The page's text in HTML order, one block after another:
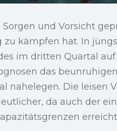
und Vorsicht
kämpfen hat. In
im dritten Quartal auf
das
nahelegen. Die leisen
da auch der